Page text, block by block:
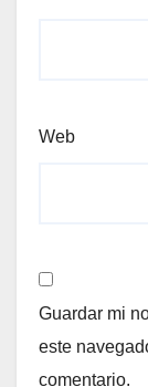
Web
Guardar mi
este
comentario.